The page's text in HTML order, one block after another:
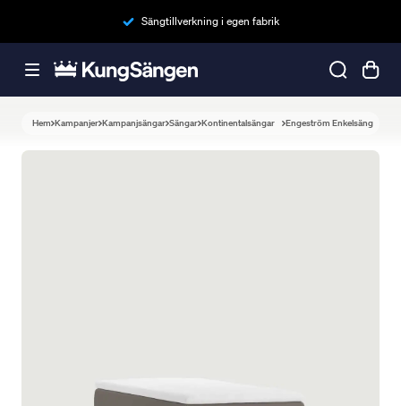
Sängtillverkning i egen fabrik
Hem Kampanjer Kampanjsängar Sängar Kontinentalsängar Engeström Enkelsäng